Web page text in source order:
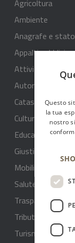
Agricoltura
Ambiente
Anagrafe e
Appalti pubblici
Attività
Autorizzazioni
Catasto e
Cultura e tempo
Educazione e
Giustizia e
Mobilità e trasporti
Salute
Trasparenza
Tributi e finanze
Turismo
Questo
la tua
nostro